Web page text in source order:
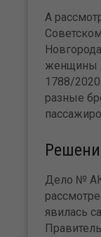
А
женщины
1788/
разные
Дело №
явилась